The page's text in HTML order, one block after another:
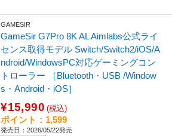
GAMESIR
GameSir G7Pro 8K AL Aimlabs公式ライ
センス取得モデル Switch/Switch2/iOS/A
ndroid/WindowsPC対応ゲーミングコン
トローラー ［Bluetooth・USB /Window
s・Android・iOS］
¥15,990 (税込)
ポイント：1,599
発売日：2026/05/22発売